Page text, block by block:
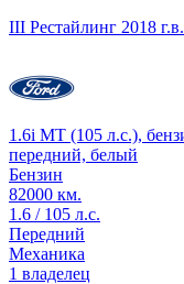
III Рестайлинг 2018 г.в.
1.6i MT (105 л.с.),
передний, белый
Бензин
82000 км.
1.6 / 105 л.с.
Передний
Механика
1 владелец